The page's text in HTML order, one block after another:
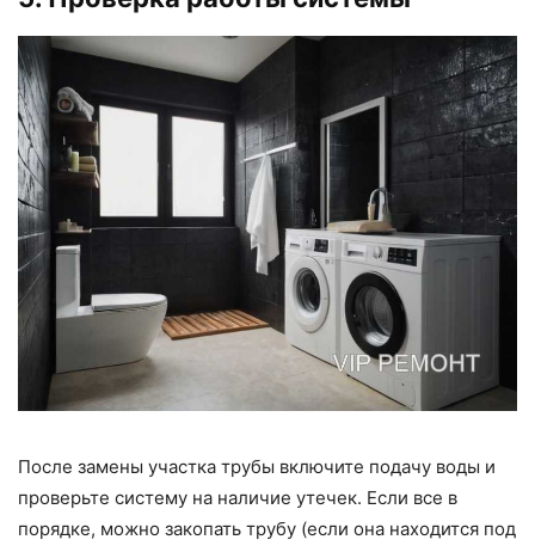
После замены участка трубы включите подачу воды и
проверьте систему на наличие утечек. Если все в
порядке, можно закопать трубу (если она находится под